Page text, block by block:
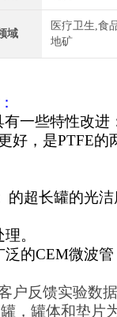
域
医疗卫生,食
地矿
一些特性改进
好，是PTFE的
的超长罐的光
。
的CEM微波管
户反馈实验数
，罐体和垫片